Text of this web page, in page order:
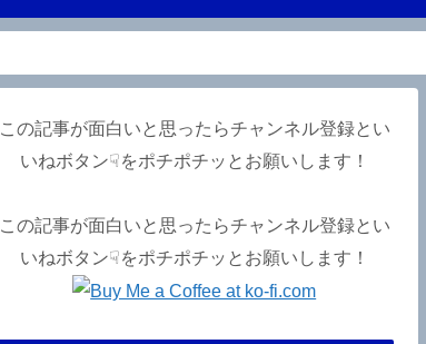
この記事が面白いと思ったらチャンネル登録とい
いねボタン☟をポチポチッとお願いします！
この記事が面白いと思ったらチャンネル登録とい
いねボタン☟をポチポチッとお願いします！